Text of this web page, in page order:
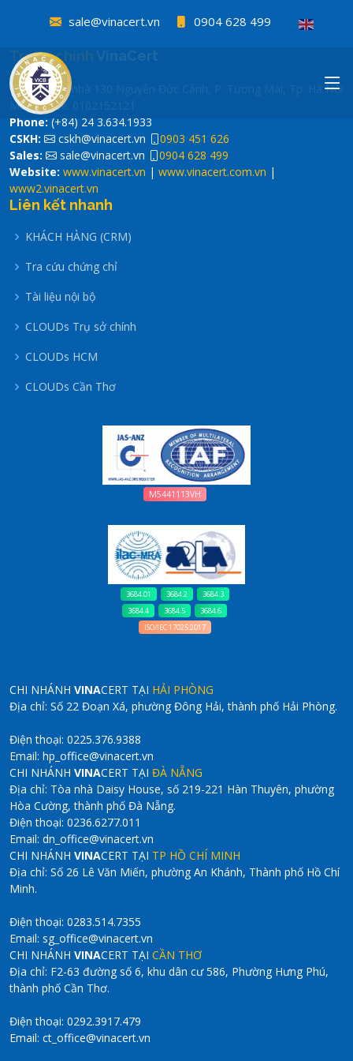
sale@vinacert.vn
0904 628 499
sale@vinacert.vn
Trụ sở chính VinaCert
Tầng 4, tòa nhà 130 Nguyễn Đức Cảnh, P. Tương Mai, Tp. Hà Nội
Mã số thuế: 0102152121
Phone: (+84) 24 3.634.1933
CSKH:
cskh@vinacert.vn
0903 451 626
Sales:
sale@vinacert.vn
0904 628 499
Website: www.vinacert.vn | www.vinacert.com.vn |
www2.vinacert.vn
Liên kết nhanh
KHÁCH HÀNG (CRM)
Tra cứu chứng chỉ
Tài liệu nội bộ
CLOUDs Trụ sở chính
CLOUDs HCM
CLOUDs Cần Thơ
M5441113VH
3684.01 3684.2
3684.3
3684.4
3684.5
3684.6
ISO/IEC 17025:2017
CHI NHÁNH VINACERT TẠI HẢI PHÒNG
Địa chỉ: Số 22 Đoạn Xá, phường Đông Hải, thành phố Hải Phòng.
Điện thoại: 0225.376.9388
Email: hp_office@vinacert.vn
CHI NHÁNH VINACERT TẠI ĐÀ NẴNG
Địa chỉ: Tòa nhà Daisy House, số 219-221 Hàn Thuyên, phường
Hòa Cường, thành phố Đà Nẵng.
Điện thoại: 0236.6277.011
Email: dn_office@vinacert.vn
CHI NHÁNH VINACERT TẠI TP HỒ CHÍ MINH
Địa chỉ: Số 26 Lê Văn Miến, phường An Khánh, Thành phố Hồ Chí
Minh.
Điện thoại: 0283.514.7355
Email: sg_office@vinacert.vn
CHI NHÁNH VINACERT TẠI CẦN THƠ
Địa chỉ: F2-63 đường số 6, khu dân cư 586, Phường Hưng Phú,
thành phố Cần Thơ.
Điện thoại: 0292.3917.479
Email: ct_office@vinacert.vn